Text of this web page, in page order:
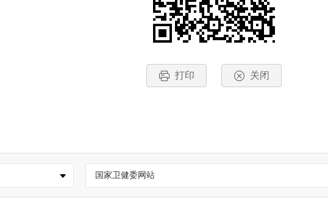
打印 关闭
国家卫健委网站